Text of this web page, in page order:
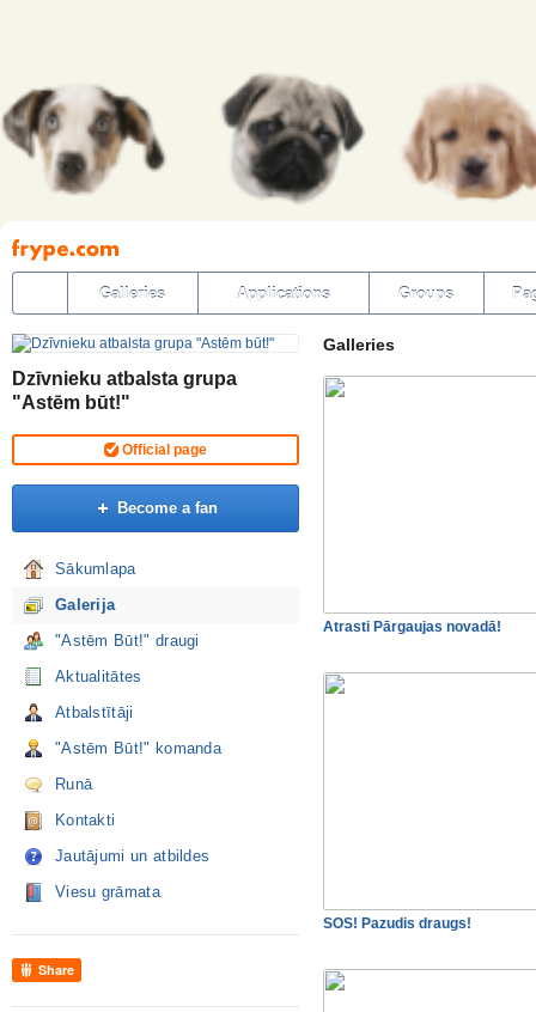
Pāriet
uz
saturu
Galleries Applications Groups
Dzīvnieku atbalsta grupa
"Astēm būt!"
Official page
Become a fan
Sākumlapa
Galerija
"Astēm Būt!" draugi
Aktualitātes
Atbalstītāji
"Astēm Būt!" komanda
Runā
Kontakti
Jautājumi un atbildes
Viesu grāmata
Share
Galleries
Atrasti Pārgaujas novadā!
SOS! Pazudis draugs!